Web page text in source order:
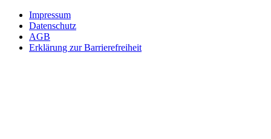
Impressum
Datenschutz
AGB
Erklärung zur Barrierefreiheit